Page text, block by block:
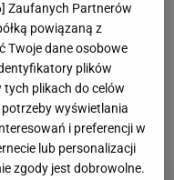
2,5 mln euro" -
. Na ten
przyszłość czeka
na boisku,
miesiące.
] Zaufanych Partnerów
powiązaną z
Twoje dane osobowe
plików
tych plikach do celów
wyświetlania
i preferencji w
lub personalizacji
zgody jest dobrowolne.